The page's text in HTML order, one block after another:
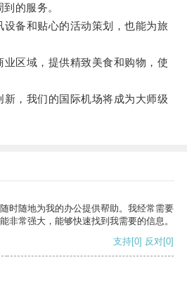
的服务。
备和贴心的活动策划，也能为旅
区域，提供精致美食和购物，使
，我们的国际机场将成为大师级
时随地为我的办公提供帮助。我经常需要
非常强大，能够快速找到我需要的信息。
支持[0] 反对[0]